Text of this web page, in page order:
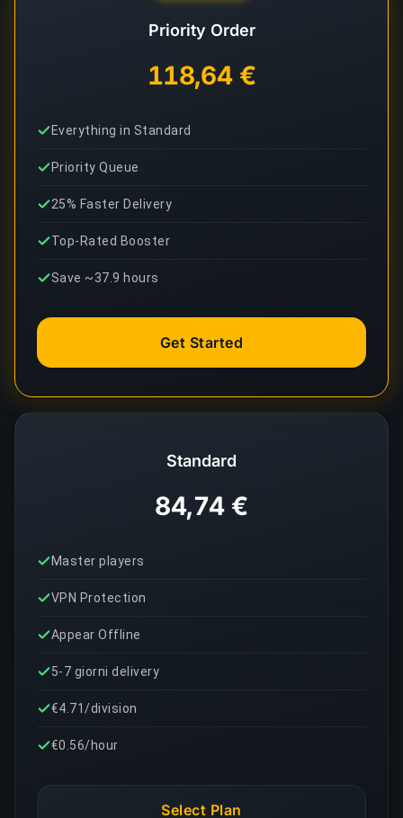
Standard
84,74 €
Master players
VPN Protection
Appear Offline
5-7 giorni delivery
€4.71/division
€0.56/hour
Select Plan
Priority Order
118,64 €
Everything in Standard
Priority Queue
25% Faster Delivery
Top-Rated Booster
Save ~37.9 hours
Get Started